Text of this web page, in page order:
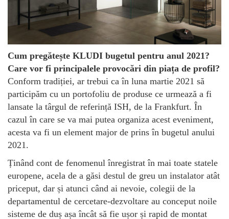
Cum pregătește KLUDI bugetul pentru anul 2021?
Care vor fi principalele provocări din piața de profil?
Conform tradiției, ar trebui ca în luna martie 2021 să
participăm cu un portofoliu de produse ce urmează a fi
lansate la târgul de referință ISH, de la Frankfurt. În
cazul în care se va mai putea organiza acest eveniment,
acesta va fi un element major de prins în bugetul anului
2021.
Ținând cont de fenomenul înregistrat în mai toate statele
europene, acela de a găsi destul de greu un instalator atât
priceput, dar și atunci când ai nevoie, colegii de la
departamentul de cercetare-dezvoltare au conceput noile
sisteme de duș așa încât să fie ușor și rapid de montat